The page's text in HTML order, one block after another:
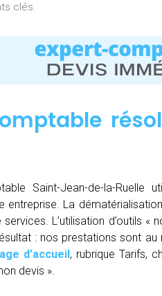
clés.
Saint-Jean-de-la-
La
L’utilisation d’outils «
: nos prestations sont
d’accueil, rubrique Tarifs,
devis ».